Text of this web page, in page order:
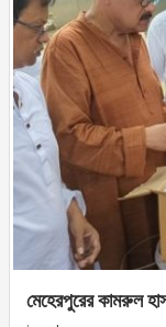
মেহেরপুরের কামরুল